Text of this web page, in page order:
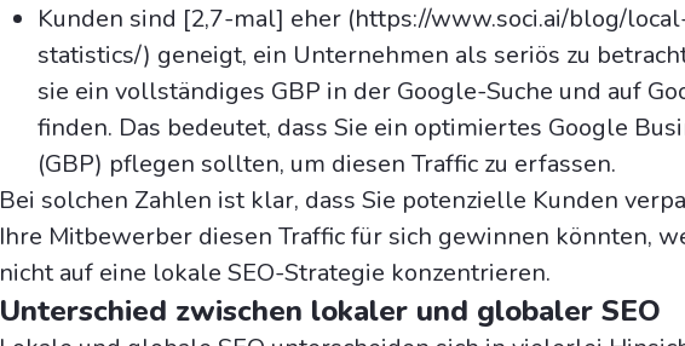
Kunden sind [2,7-mal] eher (https://www.soci.ai/blog/
statistics/) geneigt, ein Unternehmen als seriös zu
sie ein vollständiges GBP in der Google-Suche und auf
finden. Das bedeutet, dass Sie ein optimiertes Google
(GBP) pflegen sollten, um diesen Traffic zu erfassen.
Bei solchen Zahlen ist klar, dass Sie potenzielle Kunden
Ihre Mitbewerber diesen Traffic für sich gewinnen könnten,
nicht auf eine lokale SEO-Strategie konzentrieren.
Unterschied zwischen lokaler und globaler SEO